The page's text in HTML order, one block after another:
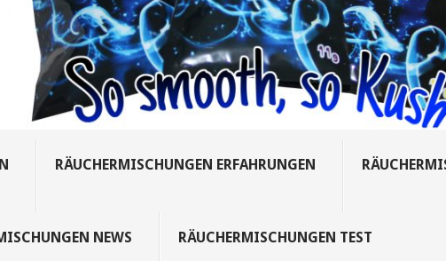
RÄUCHERMISCHUNGEN ERFAHRUNGEN
NEWS RÄUCHERMISCHUNGEN TEST